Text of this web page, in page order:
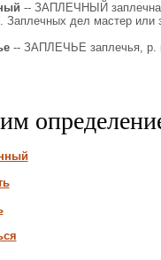
-- ЗАПЛЕЧНЫЙ
Заплечных дел мастер или
-- ЗАПЛЕЧЬЕ заплечья, р.